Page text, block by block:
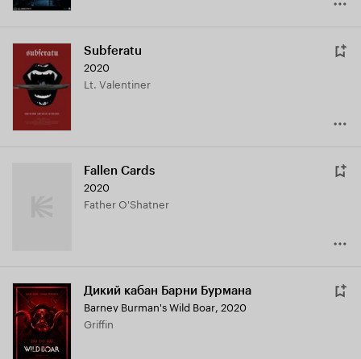
Subferatu
2020
Lt. Valentiner
Fallen Cards
2020
Father O'Shatner
Дикий кабан Барни Бурмана
Barney Burman's Wild Boar 2020
Griffin